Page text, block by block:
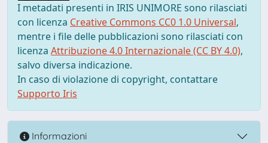
I metadati presenti in IRIS UNIMORE sono rilasciati
con licenza Creative Commons CC0 1.0 Universal,
mentre i file delle pubblicazioni sono rilasciati con
licenza Attribuzione 4.0 Internazionale (CC BY 4.0),
salvo diversa indicazione.
In caso di violazione di copyright, contattare
Supporto Iris
Informazioni